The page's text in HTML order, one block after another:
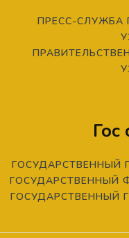
ПРЕСС-СЛУЖБА
Гос
ГОСУДАРСТВЕННЫЙ
ГОСУДАРСТВЕННЫЙ
ГОСУДАРСТВЕННЫЙ